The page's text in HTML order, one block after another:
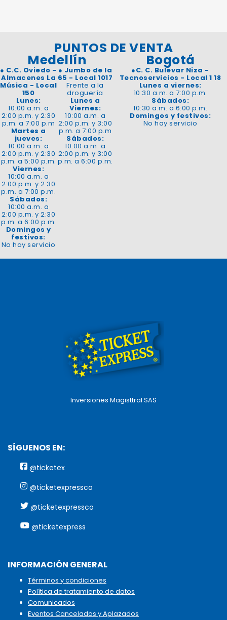
PUNTOS DE VENTA
Medellín
● C.C. Oviedo -
Almacenes La
Música - Local
150
Lunes:
10:00 a.m. a
2:00 p.m. y 2:30
p.m. a 7:00 p.m
Martes a
jueves:
10:00 a.m. a
2:00 p.m. y 2:30
p.m. a 5:00 p.m.
Viernes:
10:00 a.m. a
2:00 p.m. y 2:30
p.m. a 7:00 p.m.
Sábados:
10:00 a.m. a
2:00 p.m. y 2:30
p.m. a 6:00 p.m.
Domingos y
festivos:
No hay servicio
● Jumbo de la
65 - Local 1017
Frente a la
droguería
Lunes a
Viernes:
10:00 a.m. a
2:00 p.m. y 3:00
p.m. a 7:00 p.m
Sábados:
10:00 a.m. a
2:00 p.m. y 3:00
p.m. a 6:00 p.m.
Bogotá
●C. C. Bulevar Niza -
Tecnoservicios - Local 1 18
Lunes a viernes:
10:30 a.m. a 7:00 p.m.
Sábados:
10:30 a.m. a 6:00 p.m.
Domingos y festivos:
No hay servicio
Inversiones Magisttral SAS
SÍGUENOS EN:
@ticketex
@ticketexpressco
@ticketexpressco
@ticketexpress
INFORMACIÓN GENERAL
Términos y condiciones
Política de tratamiento de datos
Comunicados
Eventos Cancelados y Aplazados